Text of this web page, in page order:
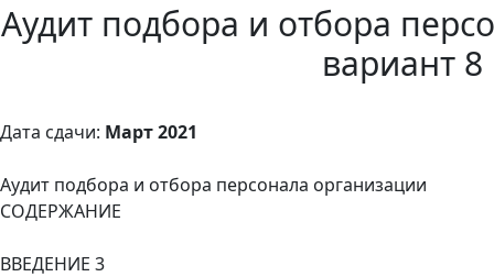
Аудит подбора и отбора
вариант 8
Дата сдачи: Март 2021
Аудит подбора и отбора персонала организации
СОДЕРЖАНИЕ
ВВЕДЕНИЕ 3